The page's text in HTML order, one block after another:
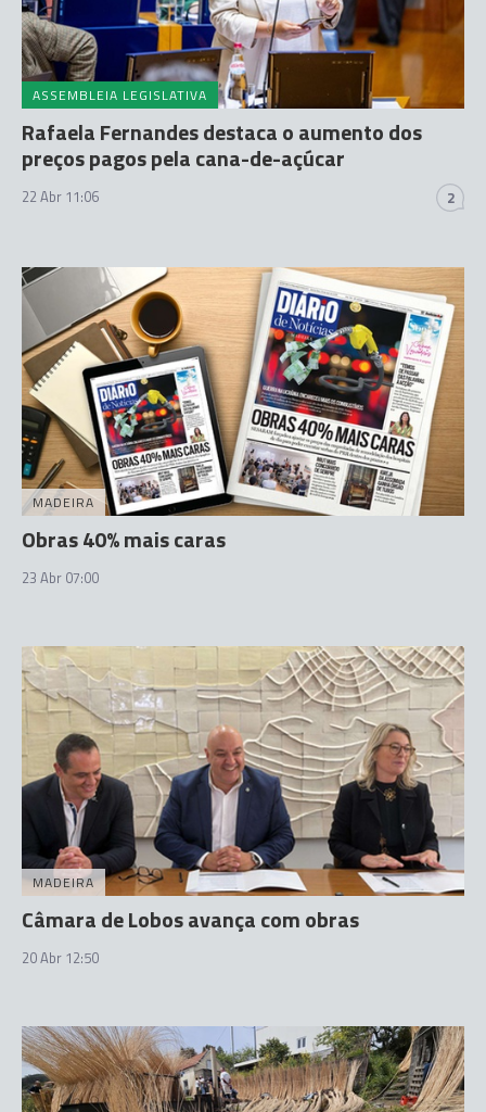
ASSEMBLEIA LEGISLATIVA
Rafaela Fernandes destaca o aumento dos
preços pagos pela cana-de-açúcar
22 Abr 11:06 2
MADEIRA
Obras 40% mais caras
23 Abr 07:00
MADEIRA
Câmara de Lobos avança com obras
20 Abr 12:50